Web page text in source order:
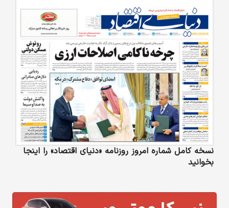
نسخه کامل شماره امروز روزنامه «دنیای‌ اقتصاد» را اینجا
بخوانید